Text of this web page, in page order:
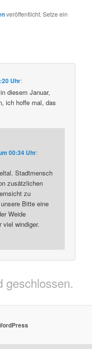
veröffentlicht. Setze ein
Uhr:
diesem Januar,
ich hoffe mal, das
00:34 Uhr:
Stadtmensch
zusätzlichen
zu
Bitte eine
Weide
viel windiger.
geschlossen.